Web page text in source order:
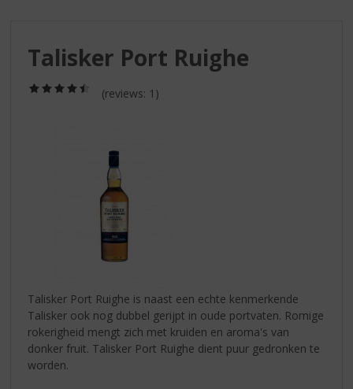
Talisker Port Ruighe
/
(reviews: 1)
Talisker Port Ruighe is naast een echte kenmerkende
Talisker ook nog dubbel gerijpt in oude portvaten. Romige
rokerigheid mengt zich met kruiden en aroma's van
donker fruit. Talisker Port Ruighe dient puur gedronken te
worden.